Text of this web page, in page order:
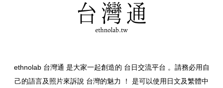
ethnolab 台灣通 是大家一起創造的 台日交流平台 。請務必用自
己的語言及照片來訴說 台灣的魅力 ！ 是可以使用日文及繁體中